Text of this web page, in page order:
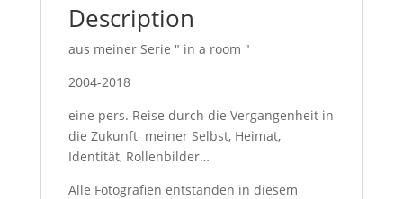
Description
aus meiner Serie " in a room "
2004-2018
eine pers. Reise durch die Vergangenheit in
die Zukunft meiner Selbst, Heimat,
Identität, Rollenbilder…
Alle Fotografien entstanden in diesem